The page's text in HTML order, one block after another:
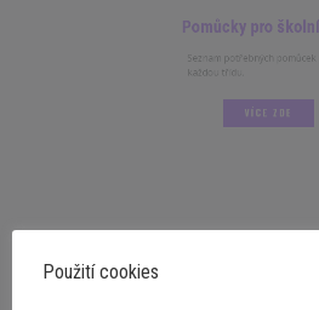
Seznam potřebných
každou třídu.
VÍCE ZDE
Použití cookies